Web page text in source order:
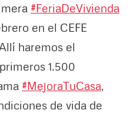
#FeriaDeVivienda
en el CEFE
haremos el
1.500
#MejoraTuCasa,
de vida de